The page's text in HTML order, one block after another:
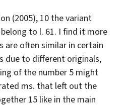
(2005), 10 the variant
to l. 61. I find it more
are often similar in certain
due to different originals,
of the number 5 might
ms. that left out the
15 like in the main